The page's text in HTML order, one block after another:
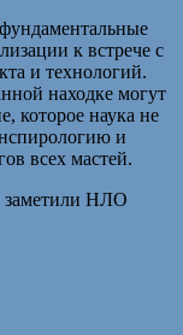
к встрече с
и технологий.
находке могут
которое наука не
и
всех мастей.
заметили НЛО